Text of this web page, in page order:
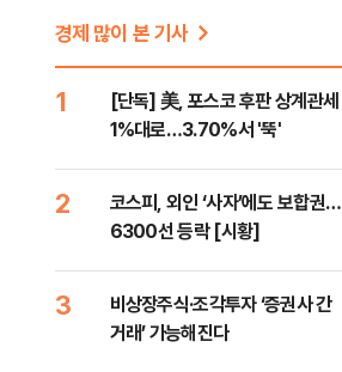
경제 많이 본 기사
1
[단독] 美, 포스코 후판 상계관세
1%대로…3.70%서 '뚝'
2
코스피, 외인 ‘사자’에도 보합권…
6300선 등락 [시황]
3
비상장주식·조각투자 ‘증권사 간
거래’ 가능해진다